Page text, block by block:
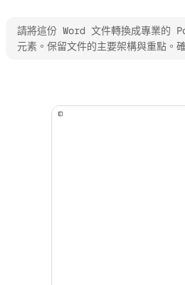
請將這份 Word 文件轉換成專業的
元素。保留文件的主要架構與重點。